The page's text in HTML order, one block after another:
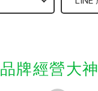
品牌經營大神